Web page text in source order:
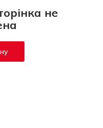
не